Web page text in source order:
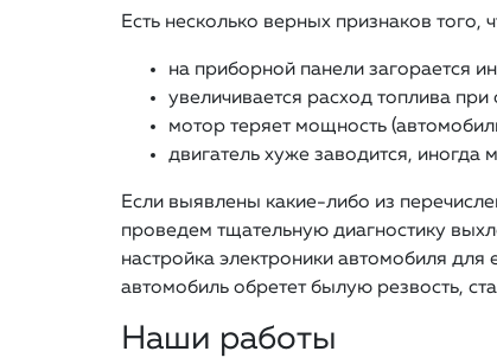
Есть несколько верных признаков того,
на приборной панели загорается
увеличивается расход топлива
мотор теряет мощность
двигатель хуже заводится, иногда
Если выявлены какие-либо из
проведем тщательную диагностику
настройка электроники автомобиля
автомобиль обретет былую резвость,
Наши работы